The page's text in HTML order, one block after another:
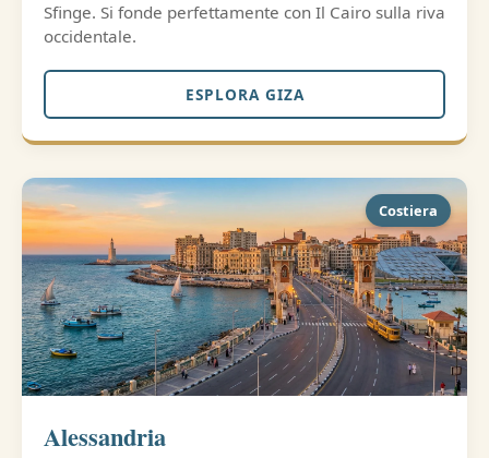
Sfinge. Si fonde perfettamente con Il Cairo sulla riva
occidentale.
ESPLORA GIZA
Costiera
Alessandria